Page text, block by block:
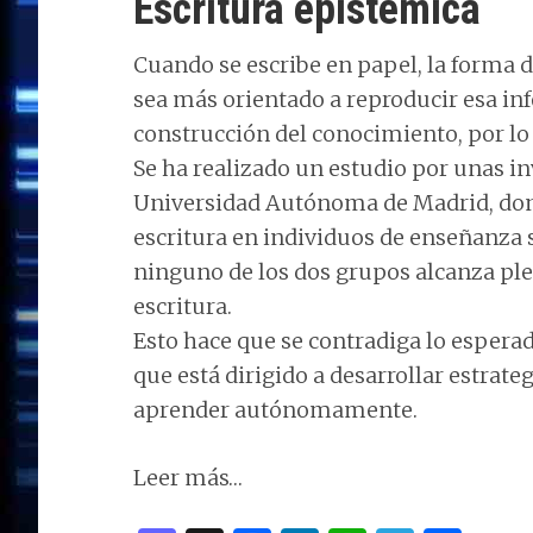
Cuando se escribe en papel, la
sea más orientado a reproducir esa
construcción del conocimiento, por
Se ha realizado un estudio por unas
Universidad Autónoma de Madrid,
escritura en individuos de
ninguno de los dos grupos alcanza
escritura.
Esto hace que se contradiga lo
que está dirigido a desarrollar
aprender autónomamente.
Leer más…